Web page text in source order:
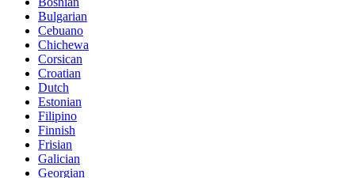
Bulgarian
Cebuano
Chichewa
Corsican
Croatian
Dutch
Estonian
Filipino
Finnish
Frisian
Galician
Georgian